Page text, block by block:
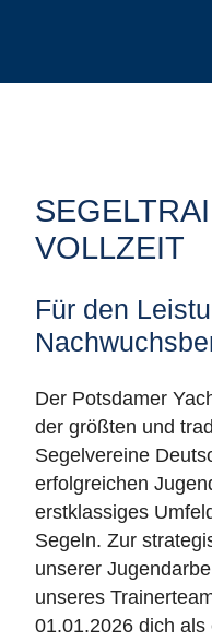
VOLLZEIT
Für den
Der Potsdamer
der größten und
Segelvereine
erfolgreichen
erstklassiges
Segeln. Zur
unserer
unseres
01.01.2026 dich